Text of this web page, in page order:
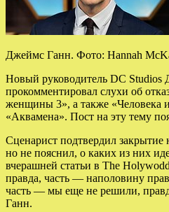
Джеймс Ганн. Фото: Hannah
Новый руководитель DC Studios
прокомментировал слухи об
женщины 3», а также «Человека
«Аквамена». Пост на эту тему
Сценарист подтвердил закрытие
но не пояснил, о каких из них
вчерашней статьи в The
правда, часть — наполовину
часть — мы еще не решили,
Ганн.